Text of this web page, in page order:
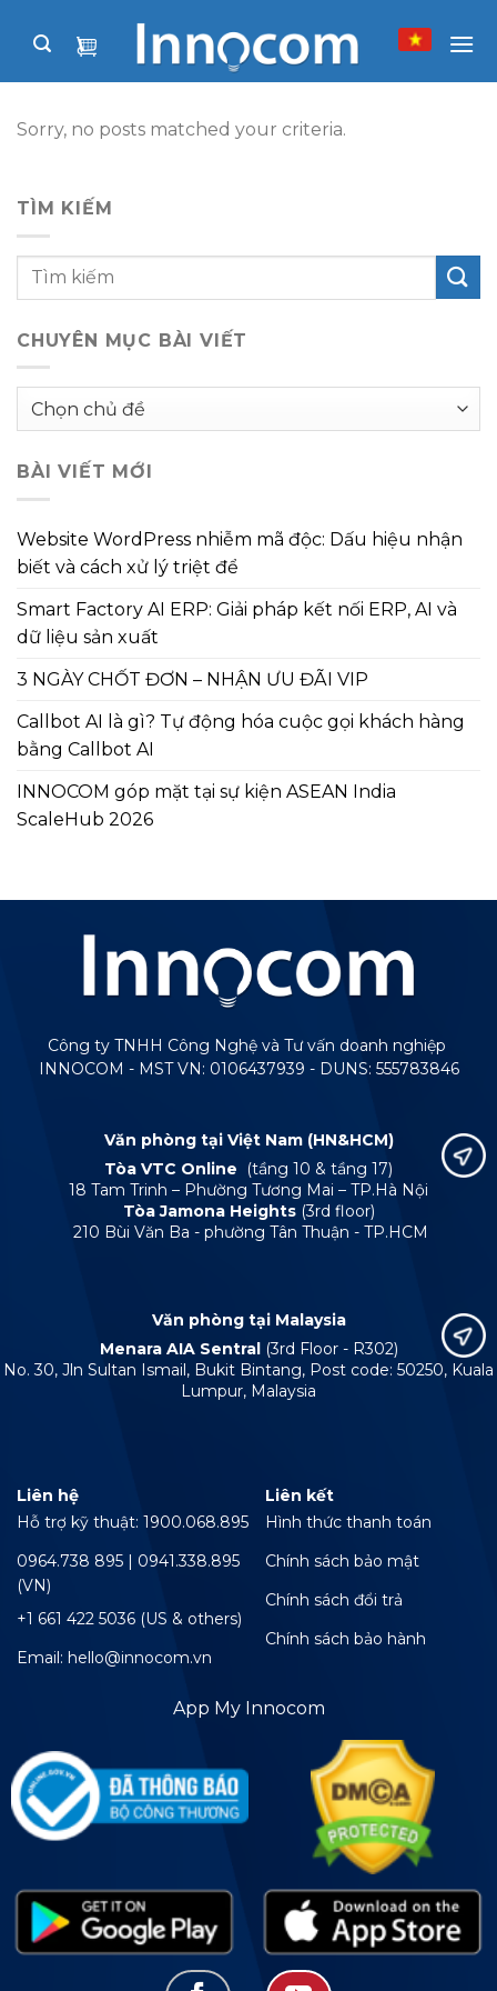
Sorry, no posts matched your criteria.
TÌM KIẾM
CHUYÊN MỤC BÀI VIẾT
Chuyên
viết
BÀI VIẾT MỚI
Website WordPress nhiễm mã độc: Dấu hiệu nhận
biết và cách xử lý triệt để
Smart Factory AI ERP: Giải pháp kết nối ERP, AI và
dữ liệu sản xuất
3 NGÀY CHỐT ĐƠN – NHẬN ƯU ĐÃI VIP
Callbot AI là gì? Tự động hóa cuộc gọi khách hàng
bằng Callbot AI
INNOCOM góp mặt tại sự kiện ASEAN India
ScaleHub 2026
Công ty TNHH Công Nghệ và Tư vấn doanh nghiệp
INNOCOM - MST VN: 0106437939 - DUNS: 555783846
Văn phòng tại Việt Nam (HN&HCM)
Tòa VTC Online
(tầng 10 & tầng 17)
18 Tam Trinh – Phường Tương Mai – TP.Hà Nội
Tòa Jamona Heights (3rd floor)
210 Bùi Văn Ba - phường Tân Thuận - TP.HCM
Văn phòng tại Malaysia
Menara AIA Sentral (3rd Floor - R302)
No. 30, Jln Sultan Ismail, Bukit Bintang, Post code: 50250, Kuala
Lumpur, Malaysia
Liên hệ
Hỗ trợ kỹ thuật: 1900.068.895
0964.738 895 | 0941.338.895
(VN)
+1 661 422 5036 (US & others)
Email: hello@innocom.vn
Liên kết
Hình thức thanh toán
Chính sách bảo mật
Chính sách đổi trả
Chính sách bảo hành
App My Innocom